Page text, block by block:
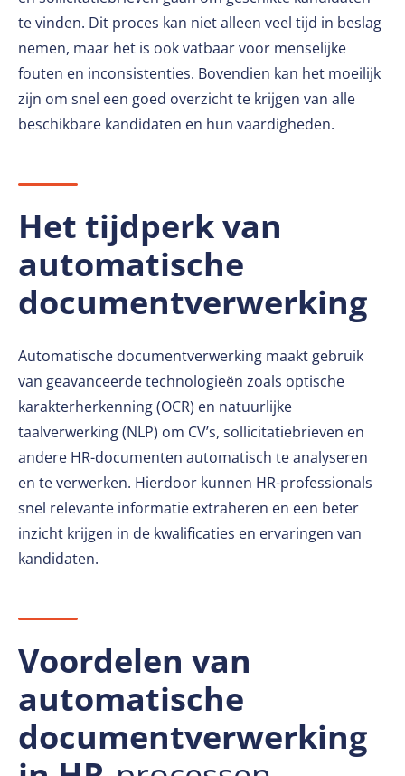
te vinden. Dit proces kan niet alleen veel tijd in beslag
nemen, maar het is ook vatbaar voor menselijke
fouten en inconsistenties. Bovendien kan het moeilijk
zijn om snel een goed overzicht te krijgen van alle
beschikbare kandidaten en hun vaardigheden.
Het tijdperk van
automatische
documentverwerking
Automatische documentverwerking maakt gebruik
van geavanceerde technologieën zoals optische
karakterherkenning (OCR) en natuurlijke
taalverwerking (NLP) om CV’s, sollicitatiebrieven en
andere HR-documenten automatisch te analyseren
en te verwerken. Hierdoor kunnen HR-professionals
snel relevante informatie extraheren en een beter
inzicht krijgen in de kwalificaties en ervaringen van
kandidaten.
Voordelen van
automatische
documentverwerking